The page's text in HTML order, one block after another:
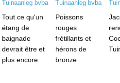
Tout ce qu'un
étang de
baignade
devrait être et
plus encore
Poissons
rouges
frétillants et
hérons de
bronze